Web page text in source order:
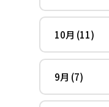
10月 (11)
9月 (7)